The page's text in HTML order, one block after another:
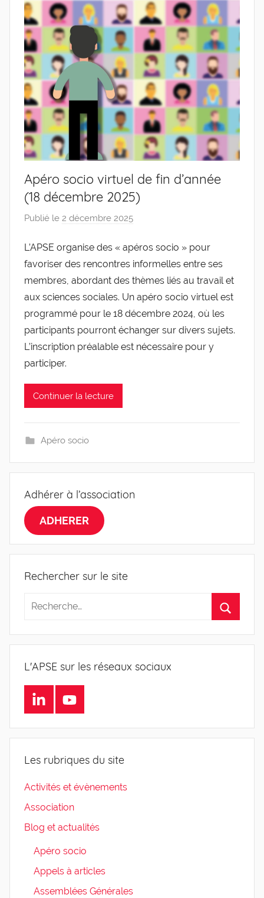
de
l'Entreprise
Apéro socio virtuel de fin d’année
(18 décembre 2025)
Publié le 2 décembre 2025
r
g
l
e
v
i
L’APSE organise des « apéros socio » pour
favoriser des rencontres informelles entre ses
membres, abordant des thèmes liés au travail et
aux sciences sociales. Un apéro socio virtuel est
programmé pour le 18 décembre 2024, où les
participants pourront échanger sur divers sujets.
L’inscription préalable est nécessaire pour y
participer.
Continuer la lecture
Apéro socio
Adhérer à l’association
ADHERER
Rechercher sur le site
L'APSE sur les réseaux sociaux
LinkedInYoutube
Les rubriques du site
Activités et évènements
Association
Blog et actualités
Apéro socio
Appels à articles
Assemblées Générales